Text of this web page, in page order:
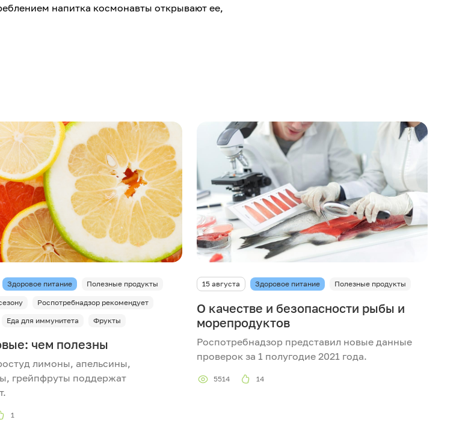
напитка космонавты открывают ее,
Здоровое питание Полезные продукты
Роспотребнадзор рекомендует
Еда для иммунитета Фрукты
чем полезны
лимоны, апельсины,
грейпфруты поддержат
1
15 августа Здоровое питание Полезные продукты
О качестве и безопасности рыбы и
морепродуктов
Роспотребнадзор представил новые данные
проверок за 1 полугодие 2021 года.
5514 14